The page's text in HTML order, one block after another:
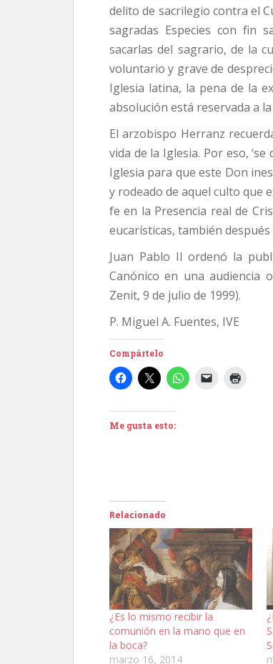
delito de sacrilegio contra el
sagradas Especies con fin
sacarlas del sagrario, de la
voluntario y grave de
Iglesia latina, la pena de la
absolución está reservada a la
El arzobispo Herranz
vida de la Iglesia. Por eso,
Iglesia para que este Don
y rodeado de aquel culto que
fe en la Presencia real de
eucarísticas, también después
Juan Pablo II ordenó la
Canónico en una audiencia
Zenit, 9 de julio de 1999).
P. Miguel A. Fuentes, IVE
Compártelo
Me gusta esto:
Relacionado
¿Es lo mismo recibir la
comunión en la mano que en
la boca?
marzo 16, 2014